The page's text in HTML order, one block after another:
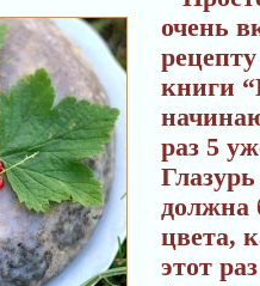
очень
книги
раз 5
должна
цвета,
этот